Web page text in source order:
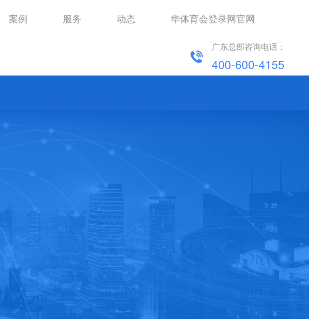
案例 服务 动态 华体育会登录网官网
广东总部咨询电话：
400-600-4155
医疗器械ERP系统